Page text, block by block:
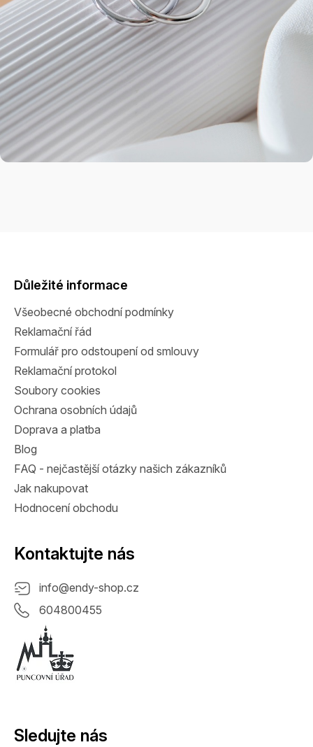
Důležité informace
Všeobecné obchodní podmínky
Reklamační řád
Formulář pro odstoupení od smlouvy
Reklamační protokol
Soubory cookies
Ochrana osobních údajů
Doprava a platba
Blog
FAQ - nejčastější otázky našich zákazníků
Jak nakupovat
Hodnocení obchodu
Kontaktujte nás
info@endy-shop.cz
604800455
Sledujte nás